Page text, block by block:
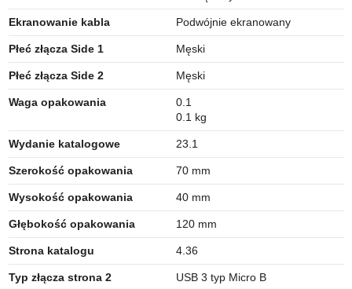
Ekranowanie kabla Podwójnie ekranowany
Płeć złącza Side 1 Męski
Płeć złącza Side 2 Męski
Waga opakowania
0.1
0.1 kg
Wydanie katalogowe 23.1
Szerokość opakowania 70 mm
Wysokość opakowania 40 mm
Głębokość opakowania 120 mm
Strona katalogu 4.36
Typ złącza strona 2 USB 3 typ Micro B